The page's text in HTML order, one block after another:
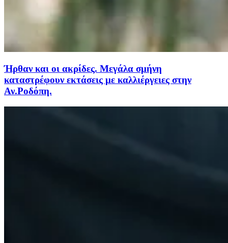
Ήρθαν και οι ακρίδες. Μεγάλα σμήνη
καταστρέφουν εκτάσεις με καλλιέργειες στην
Αν.Ροδόπη.